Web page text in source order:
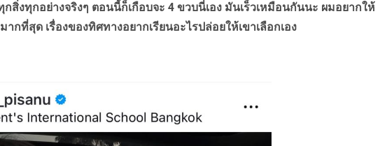
สิ่งทุกอย่างจริงๆ ตอนนี้ก็เกือบจะ 4 ขวบนี่เอง มันเร็วเหมือนกันนะ ผมอยากให้
กที่สุด เรื่องของทิศทางอยากเรียนอะไรปล่อยให้เขาเลือกเอง